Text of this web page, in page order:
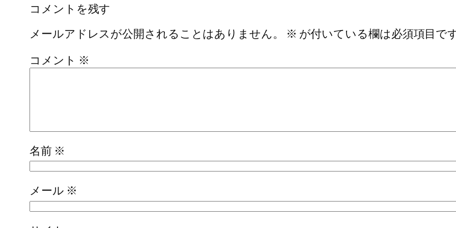
コメントを残す
メールアドレスが公開されることはありません。
※ が付いている欄は必須項目で
コメント ※
名前 ※
メール ※